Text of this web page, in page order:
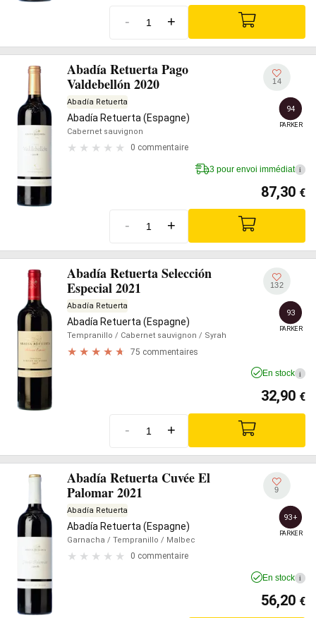
- +
Abadía Retuerta Pago
Valdebellón 2020
Abadía Retuerta
Abadía Retuerta (Espagne)
Cabernet sauvignon
0 commentaire
14
94
PARKER
3 pour envoi immédiat i
87,30 €
- +
Abadía Retuerta Selección
Especial 2021
Abadía Retuerta
Abadía Retuerta (Espagne)
Tempranillo / Cabernet sauvignon / Syrah
75 commentaires
132
93
PARKER
En stock i
32,90 €
- +
Abadía Retuerta Cuvée El
Palomar 2021
Abadía Retuerta
Abadía Retuerta (Espagne)
Garnacha / Tempranillo / Malbec
0 commentaire
9
93+
PARKER
En stock i
56,20 €